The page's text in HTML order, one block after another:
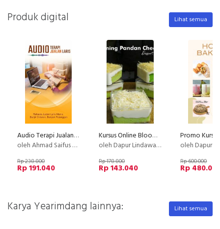
Produk digital Lihat semua
Audio Terapi Jualan Laris
oleh Ahmad Saifus Salam
Rp 238.800
Rp 191.040
Kursus Online Blooming Pandan Cheezy Deesert Box Dapur Lindawaty PU
oleh Dapur Lindawaty
Rp 178.800
Rp 143.040
oleh Dapur
Rp 600.000
Rp
Karya Yearimdang lainnya: Lihat semua